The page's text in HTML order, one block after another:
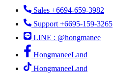
Sales +6694-659-3982
Support +6695-159-3265
LINE : @hongmanee
HongmaneeLand
HongmaneeLand